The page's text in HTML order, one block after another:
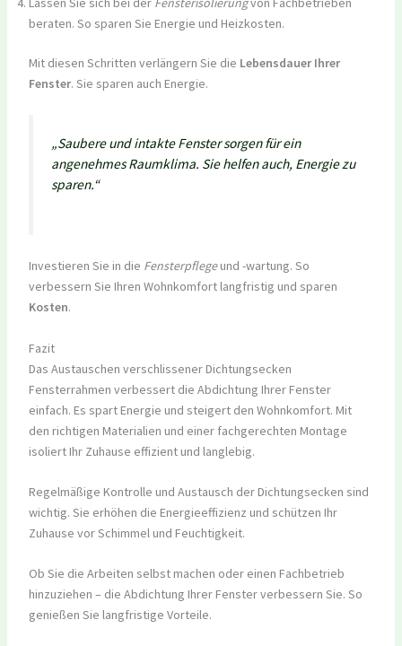
beraten. So sparen Sie Energie und Heizkosten.
Mit diesen Schritten verlängern Sie die Lebensdauer Ihrer
Fenster. Sie sparen auch Energie.
„Saubere und intakte Fenster sorgen für ein
angenehmes Raumklima. Sie helfen auch, Energie zu
sparen.“
Investieren Sie in die Fensterpflegeund -wartung. So
verbessern Sie Ihren Wohnkomfort langfristig und sparen
Kosten.
Fazit
Das Austauschen verschlissener Dichtungsecken
Fensterrahmen verbessert die Abdichtung Ihrer Fenster
einfach. Es spart Energie und steigert den Wohnkomfort. Mit
den richtigen Materialien und einer fachgerechten Montage
isoliert Ihr Zuhause effizient und langlebig.
Regelmäßige Kontrolle und Austausch der Dichtungsecken sind
wichtig. Sie erhöhen die Energieeffizienz und schützen Ihr
Zuhause vor Schimmel und Feuchtigkeit.
Ob Sie die Arbeiten selbst machen oder einen Fachbetrieb
hinzuziehen – die Abdichtung Ihrer Fenster verbessern Sie. So
genießen Sie langfristige Vorteile.